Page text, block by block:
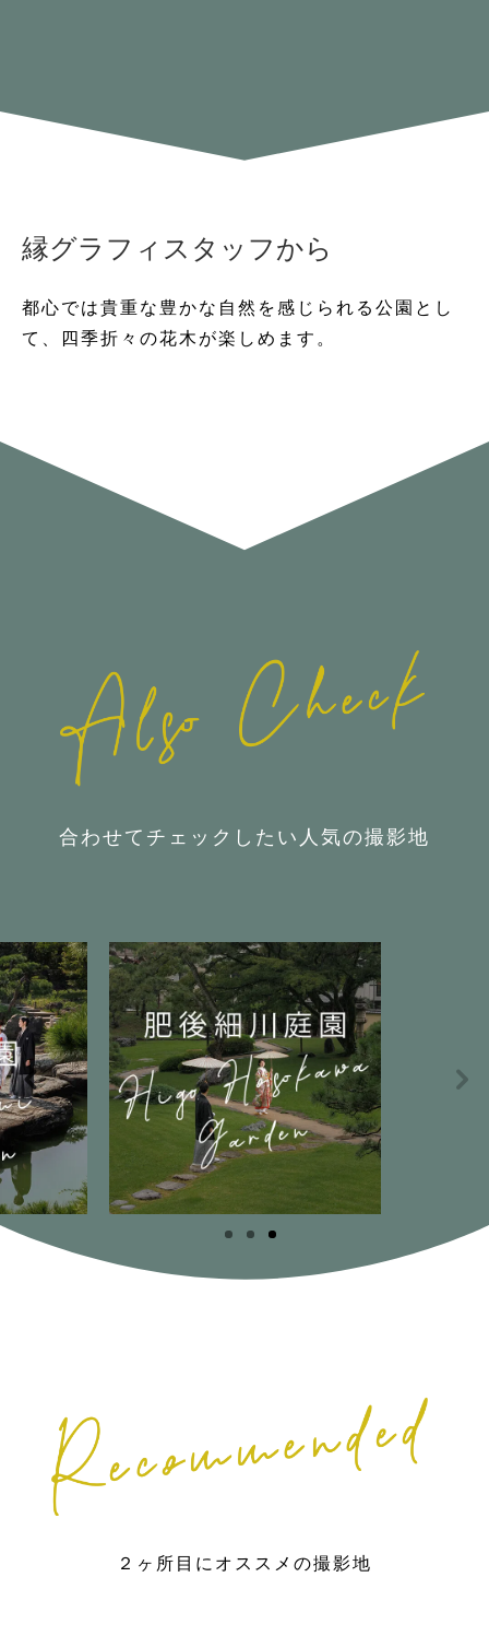
縁グラフィスタッフから
都心では貴重な豊かな自然を感じられる公園とし
て、四季折々の花木が楽しめます。
合わせてチェックしたい人気の撮影地
２ヶ所目にオススメの撮影地